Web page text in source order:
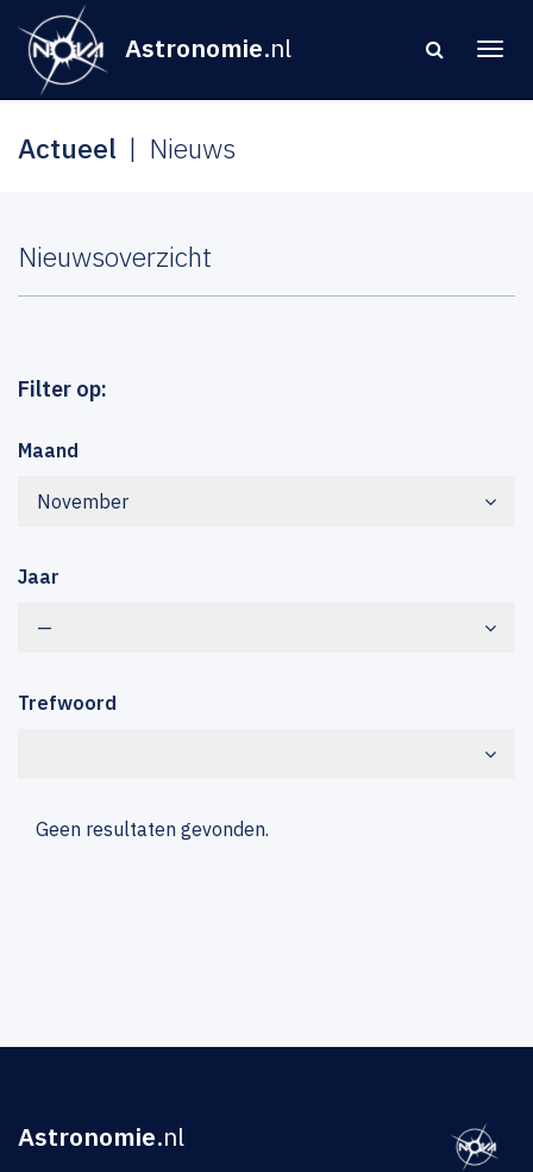
Astronomie.nl
Actueel Nieuws
Nieuwsoverzicht
Filter op:
Maand
November
Jaar
—
Trefwoord
Geen resultaten gevonden.
Astronomie.nl